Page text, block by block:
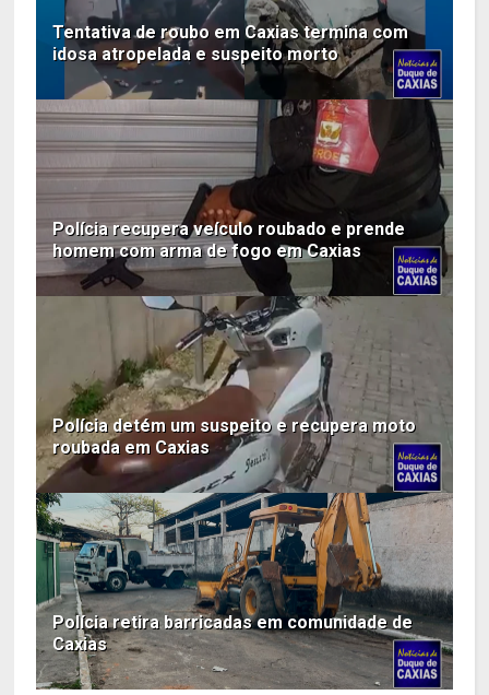
Tentativa de roubo em Caxias termina com
idosa atropelada e suspeito morto
Polícia recupera veículo roubado e prende
homem com arma de fogo em Caxias
Polícia detém um suspeito e recupera moto
roubada em Caxias
Polícia retira barricadas em comunidade de
Caxias